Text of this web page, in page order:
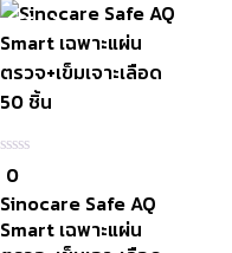
มีสินค้า
0
ใน
5
0
Sinocare Safe AQ
Smart เฉพาะแผ่น